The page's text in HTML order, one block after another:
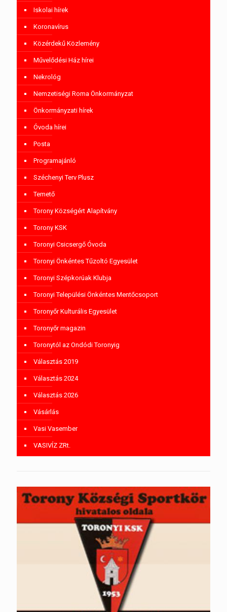
Iskolai hírek
Koronavírus
Közérdekű Közlemény
Művelődési Ház hírei
Nekrológ
Nemzetiségi Roma Önkormányzat
Önkormányzati hírek
Óvoda hírei
Posta
Programajánló
Széchenyi Terv Plusz
Temető
Torony Községért Alapítvány
Torony KSK
Toronyi Csicsergő Óvoda
Toronyi Önkéntes Tűzoltó Egyesület
Toronyi Szépkorúak Klubja
Toronyi Települési Önkéntes Mentőcsoport
Toronyőr Kulturális Egyesület
Toronyőr magazin
Toronytól az Ondódi Toronyig
Választás 2019
Választás 2024
Választás 2026
Vásárlás
Vasi Vasember
VASIVÍZ ZRt.